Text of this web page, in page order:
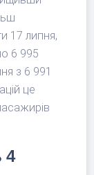
17 липня,
6 995
з 6 991
це
4